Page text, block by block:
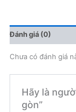
Đánh giá (0)
Chưa có đánh giá
Hãy là
gòn”